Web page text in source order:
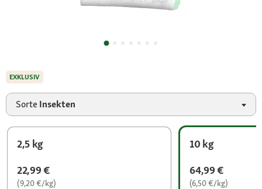
Sorte Insekten
2,5 kg
22,99 €
(9,20 €/kg)
10 kg
64,99 €
(6,50 €/kg)
EXKLUSIV